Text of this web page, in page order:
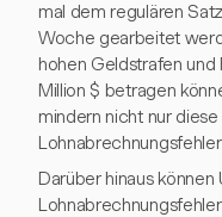
mal dem regulären
Woche gearbeitet
hohen Geldstrafen
Million $ betragen
mindern nicht nur
Darüber hinaus